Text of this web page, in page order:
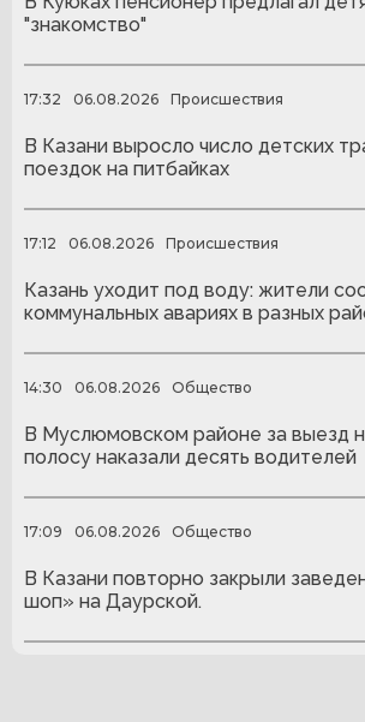
"знакомство"
17:32 06.08.2026 Происшествия
В Казани выросло число детских
поездок на питбайках
17:12 06.08.2026 Происшествия
Казань уходит под воду: жители
коммунальных авариях в разных
14:30 06.08.2026 Общество
В Муслюмовском районе за выезд
полосу наказали десять водителей
17:09 06.08.2026 Общество
В Казани повторно закрыли
шоп» на Даурской.